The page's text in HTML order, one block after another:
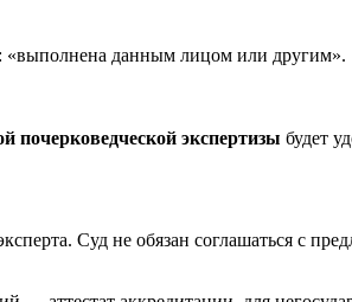
«выполнена данным лицом или другим».
почерковедческой экспертизы будет
Суд не обязан соглашаться с